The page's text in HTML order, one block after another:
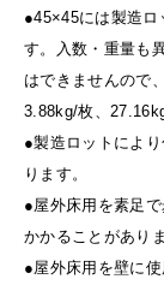
●45×45には製造ロ
す。入数・重量も
はできませんので
3.88kg/枚、
●製造ロットによ
ります。
●屋外床用を素足
かかることがありま
●屋外床用を壁に